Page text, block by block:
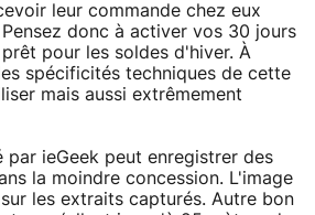
leur commande chez eux
donc à activer vos 30 jours
pour les soldes d'hiver. À
spécificités techniques de cette
mais aussi extrêmement
par ieGeek peut enregistrer des
la moindre concession. L'image
les extraits capturés. Autre bon